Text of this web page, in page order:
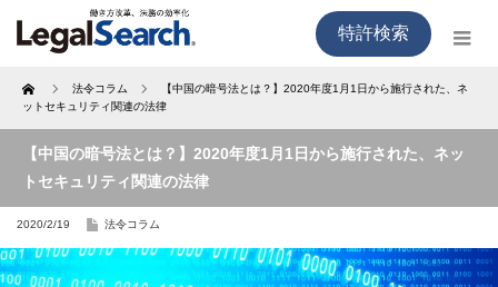
特許検索
Home 法令コラム
【中国の暗号法とは？】2020年度1月1日から施行された、ネ
ットセキュリティ関連の法律
【中国の暗号法とは？】2020年度1月1日から施行された、ネッ
トセキュリティ関連の法律
2020/2/19 法令コラム